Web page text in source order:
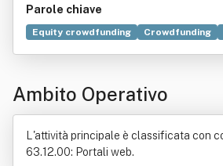
Parole chiave
Equity crowdfunding Crowdfunding
Patrimonio
Ricerca scientifica
Ambito Operativo
L'attività principale è classificata con
63.12.00: Portali web.